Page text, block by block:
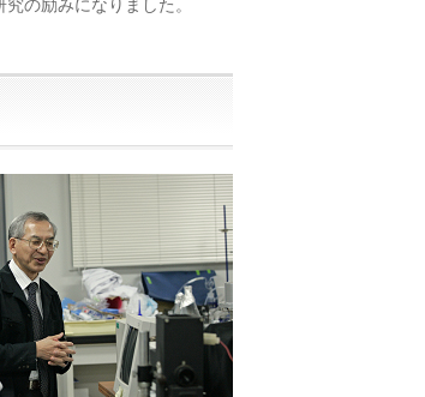
の励みになりました。